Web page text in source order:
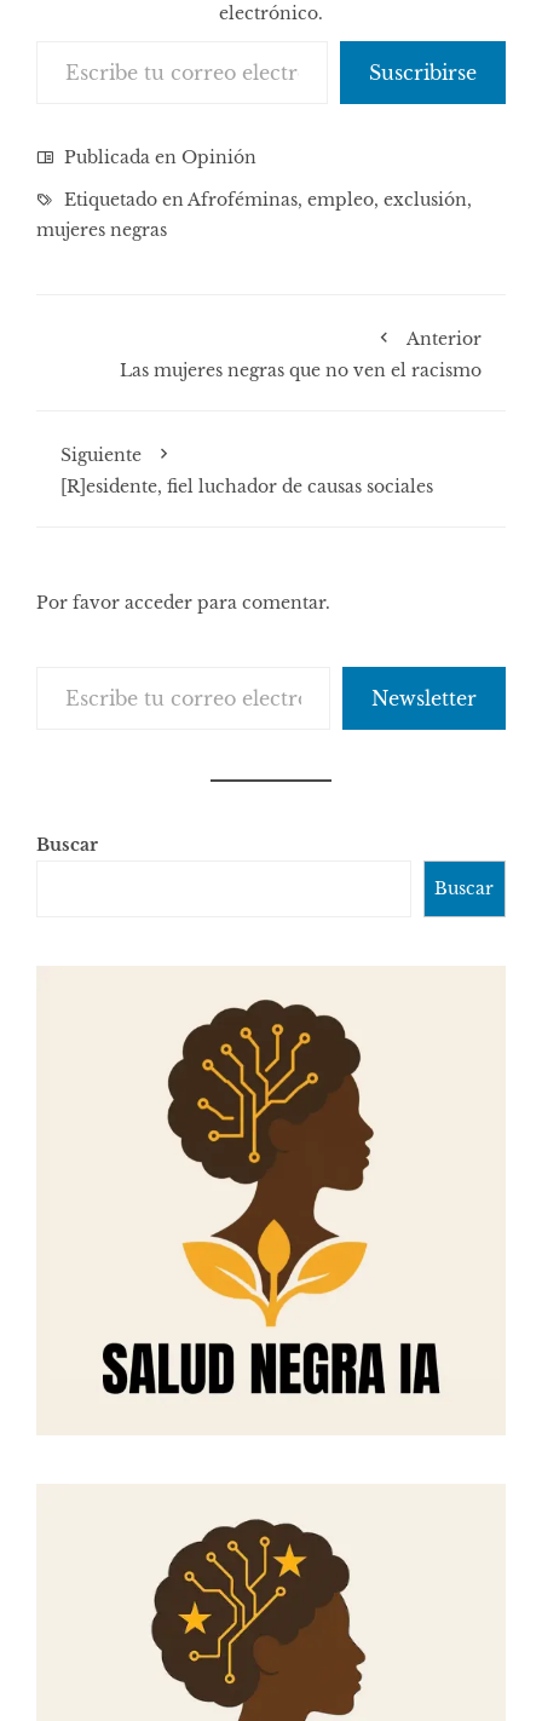
electrónico.
Suscribirse
Publicada en Opinión
Etiquetado enAfroféminas, empleo, exclusión,
mujeres negras
Anterior
Las mujeres negras que no ven el racismo
Siguiente
[R]esidente, fiel luchador de causas sociales
Por favor acceder para comentar.
Newsletter
Buscar
Buscar